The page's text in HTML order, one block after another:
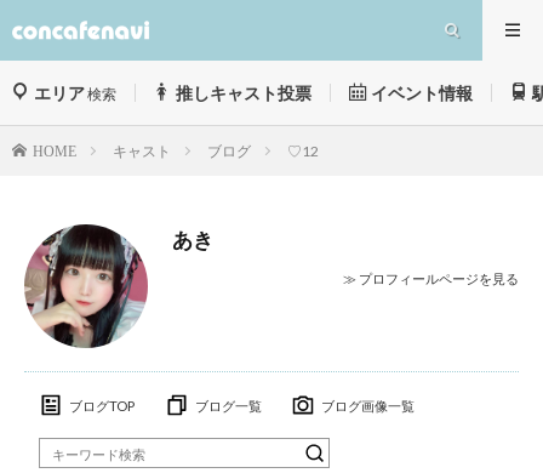
エリア検索 推しキャスト投票 イベント情報
HOME キャスト ブログ ♡12
あき
≫ プロフィールページを見る
ブログTOP ブログ一覧 ブログ画像一覧